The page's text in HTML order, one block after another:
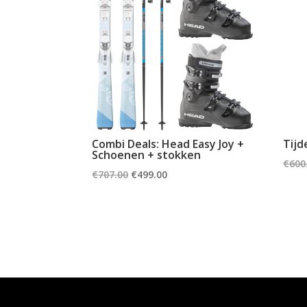
Combi Deals: Head Easy Joy +
Schoenen + stokken
€707.00 Oorspronkelijke
€499.00Huidige
€